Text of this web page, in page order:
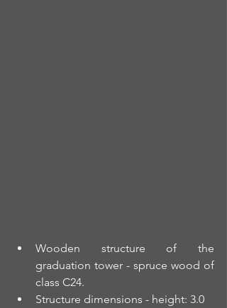
Wooden structure of the
graduation tower - spruce wood of
class C24.
Structure dimensions - height: 3.0